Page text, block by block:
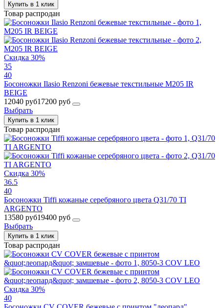
Купить в 1 клик
Товар распродан
Скидка 30%
35
40
Босоножки Ilasio Renzoni бежевые текстильные M205 IR
BEIGE
12040 руб17200 руб
Выбрать
Купить в 1 клик
Товар распродан
Скидка 30%
36.5
40
Босоножки Tiffi кожаные серебряного цвета Q31/70 TI
ARGENTO
13580 руб19400 руб
Выбрать
Купить в 1 клик
Товар распродан
Скидка 30%
40